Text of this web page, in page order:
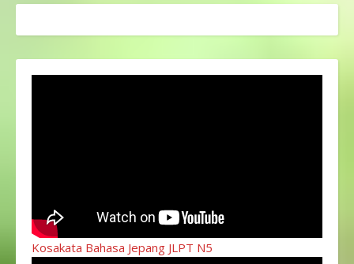
Kosakata Bahasa Jepang JLPT N5